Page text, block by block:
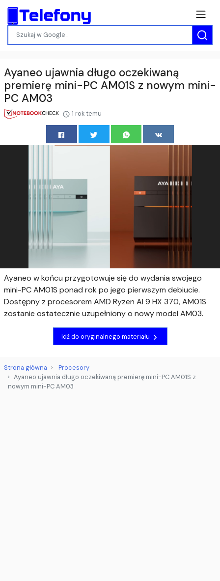
Ayaneo ujawnia długo oczekiwaną
premierę mini-PC AM01S z nowym mini-
PC AM03
1 rok temu
Ayaneo w końcu przygotowuje się do wydania swojego
mini-PC AM01S ponad rok po jego pierwszym debiucie.
Dostępny z procesorem AMD Ryzen AI 9 HX 370, AM01S
zostanie ostatecznie uzupełniony o nowy model AM03.
Idź do oryginalnego materiału
Strona główna
Procesory
Ayaneo ujawnia długo oczekiwaną premierę mini-PC AM01S z
nowym mini-PC AM03